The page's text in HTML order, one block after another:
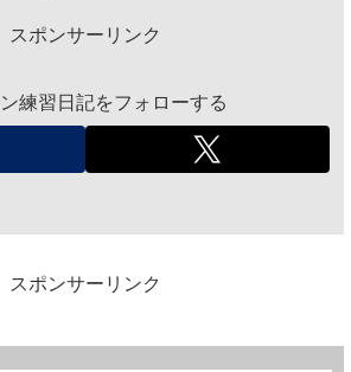
スポンサーリンク
練習日記をフォローする
スポンサーリンク